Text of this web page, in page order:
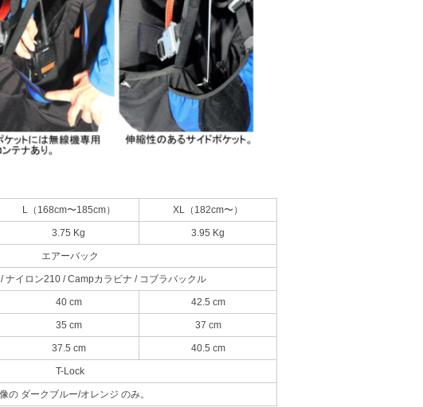
L（168cm〜185cm） XL（182cm〜）
3.75 Kg 3.95 Kg
エアーバック
ナイロン210 / Campカラビナ / コブラバックル
40 cm 42.5 cm
35 cm 37 cm
37.5 cm 40.5 cm
T-Lock
の ダークブルー/オレンジ のみ。